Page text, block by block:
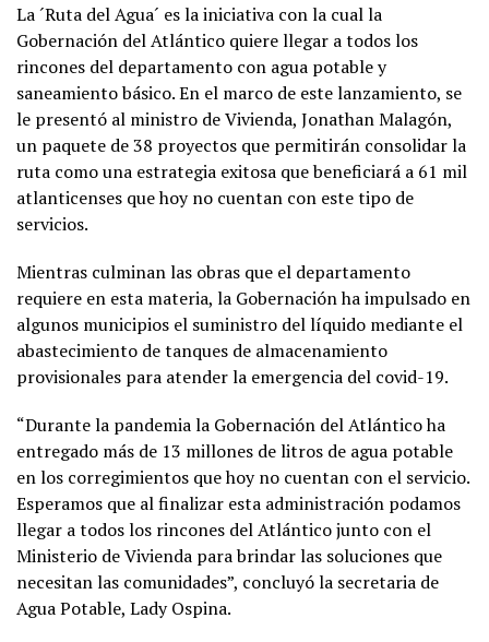
La ´Ruta del Agua´ es la iniciativa con la cual la
Gobernación del Atlántico quiere llegar a todos los
rincones del departamento con agua potable y
saneamiento básico. En el marco de este lanzamiento, se
le presentó al ministro de Vivienda, Jonathan Malagón,
un paquete de 38 proyectos que permitirán consolidar la
ruta como una estrategia exitosa que beneficiará a 61 mil
atlanticenses que hoy no cuentan con este tipo de
servicios.
Mientras culminan las obras que el departamento
requiere en esta materia, la Gobernación ha impulsado en
algunos municipios el suministro del líquido mediante el
abastecimiento de tanques de almacenamiento
provisionales para atender la emergencia del covid-19.
“Durante la pandemia la Gobernación del Atlántico ha
entregado más de 13 millones de litros de agua potable
en los corregimientos que hoy no cuentan con el servicio.
Esperamos que al finalizar esta administración podamos
llegar a todos los rincones del Atlántico junto con el
Ministerio de Vivienda para brindar las soluciones que
necesitan las comunidades”, concluyó la secretaria de
Agua Potable, Lady Ospina.